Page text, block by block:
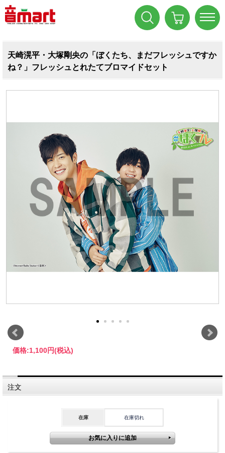
天崎滉平・大塚剛央の「ぼくたち、まだフレッシュですか
ね？」フレッシュとれたてブロマイドセット
価格:1,100円(税込)
注文
在庫 在庫切れ